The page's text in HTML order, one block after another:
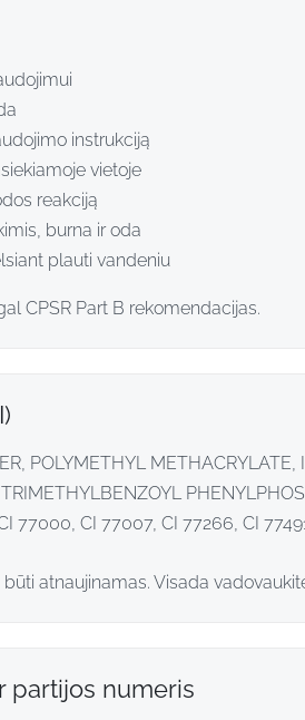
instrukciją
vietoje
reakciją
burna ir oda
plauti vandeniu
CPSR Part B rekomendacijas.
POLYMETHYL
77000, CI 77007, CI 77266, CI
atnaujinamas. Visada
partijos numeris